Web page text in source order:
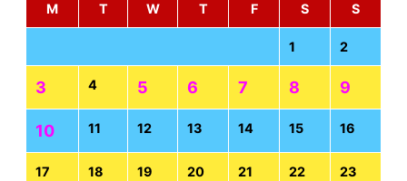
M
T W T F S S
1 2
3 4 5 6 7 8 9
10 11 12 13 14 15 16
17 18 19 20 21 22 23